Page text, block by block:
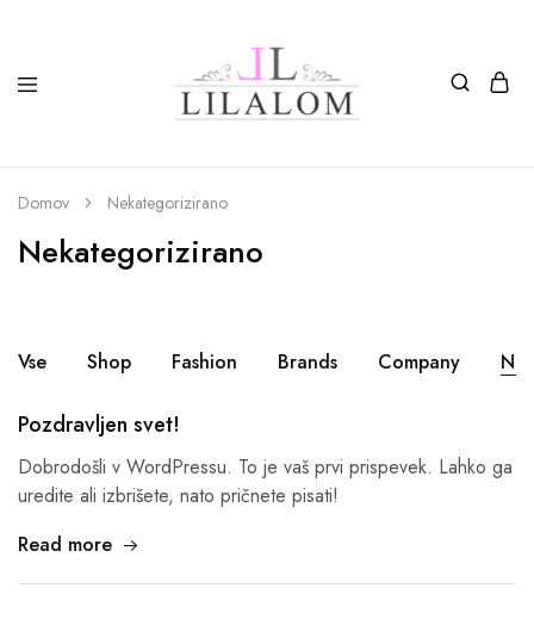
in
nakit
LILALOM
smole
in
naravnih
oglice,
zapestnice,
Domov Nekategorizirano
Nekategorizirano
Vse Shop Fashion Brands Company
Pozdravljen svet!
Dobrodošli v WordPressu. To je vaš prvi prispevek. Lahko ga
uredite ali izbrišete, nato pričnete pisati!
Read more